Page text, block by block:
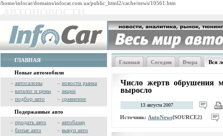
/home/infocar/domains/infocar.com.ua/public_html2/cache/news/10561.htm
ГЛАВНАЯ
Новые автомобили
» автосалоны » новости рынка
» каталог и цены » акции
» подбор авто » сравнение
Подержанные авто
» продать авто » автобазар
» битые авто » выкуп авто
Главная Сегодня Вчера Вся
Число жертв обрушения
выросло
13 августа 2007
Источник: AutoNews{SOURCE2}